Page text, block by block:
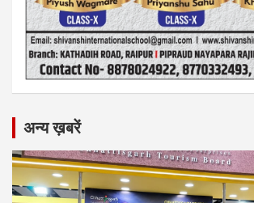
अन्य ख़बरें